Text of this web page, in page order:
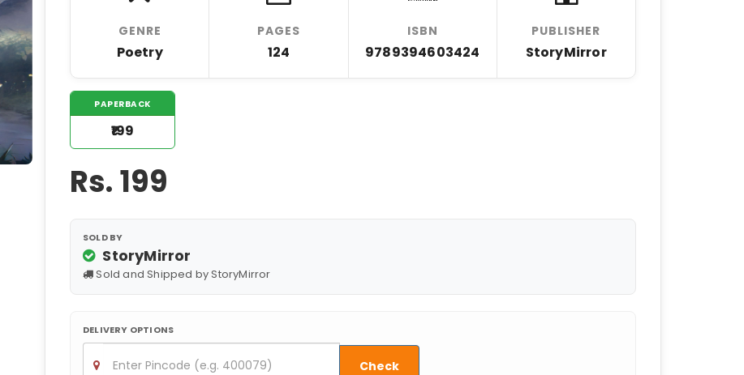
GENRE
Poetry
PAGES
124
ISBN
9789394603424
PUBLISHER
StoryMirror
PAPERBACK
₹199
Rs.199
SOLD BY
StoryMirror
Sold and Shipped by StoryMirror
DELIVERY OPTIONS
Check